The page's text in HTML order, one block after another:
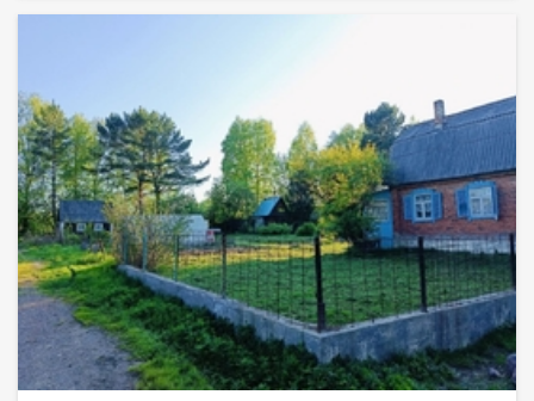
Рядом обустроенные дачи и дома Два взрослых
сделкиГарантия юридической чистоты сделки Звоните с 9:00
до 21:00 — ответим на вопросы и организуем просмотр!
Шестаков Иван